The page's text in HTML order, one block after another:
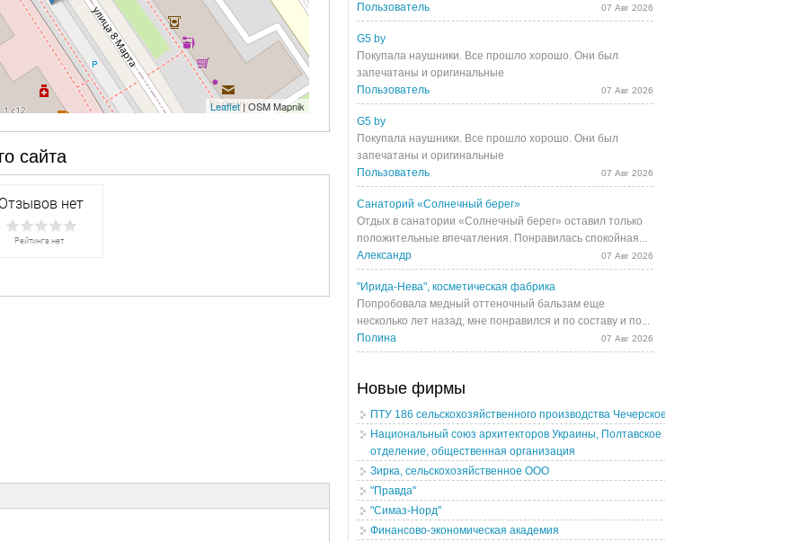
Leaflet| OSM Mapnik
сайта
Пользователь
07 Авг 2026
G5 by
Покупала наушники. Все прошло хорошо. Они был
запечатаны и оригинальные
Пользователь
07 Авг 2026
G5 by
Покупала наушники. Все прошло хорошо. Они был
запечатаны и оригинальные
Пользователь
07 Авг 2026
Санаторий «Солнечный берег»
Отдых в санатории «Солнечный берег» оставил только
положительные впечатления. Понравилась спокойная...
Александр
07 Авг 2026
"Ирида-Нева", косметическая фабрика
Попробовала медный оттеночный бальзам еще
несколько лет назад, мне понравился и по составу и по...
Полина
07 Авг 2026
Новые фирмы
ПТУ 186 сельскохозяйственного производства Чечерское
Национальный союз архитекторов Украины, Полтавское
отделение, общественная организация
Зирка, сельскохозяйственное ООО
"Правда"
"Симаз-Норд"
Финансово-экономическая академия